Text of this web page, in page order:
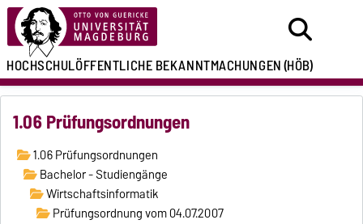
HOCHSCHULÖFFENTLICHEBEKANNTMACHUNGEN(HÖB)
1.06 Prüfungsordnungen
1.06 Prüfungsordnungen
Bachelor - Studiengänge
Wirtschaftsinformatik
Prüfungsordnung vom 04.07.2007